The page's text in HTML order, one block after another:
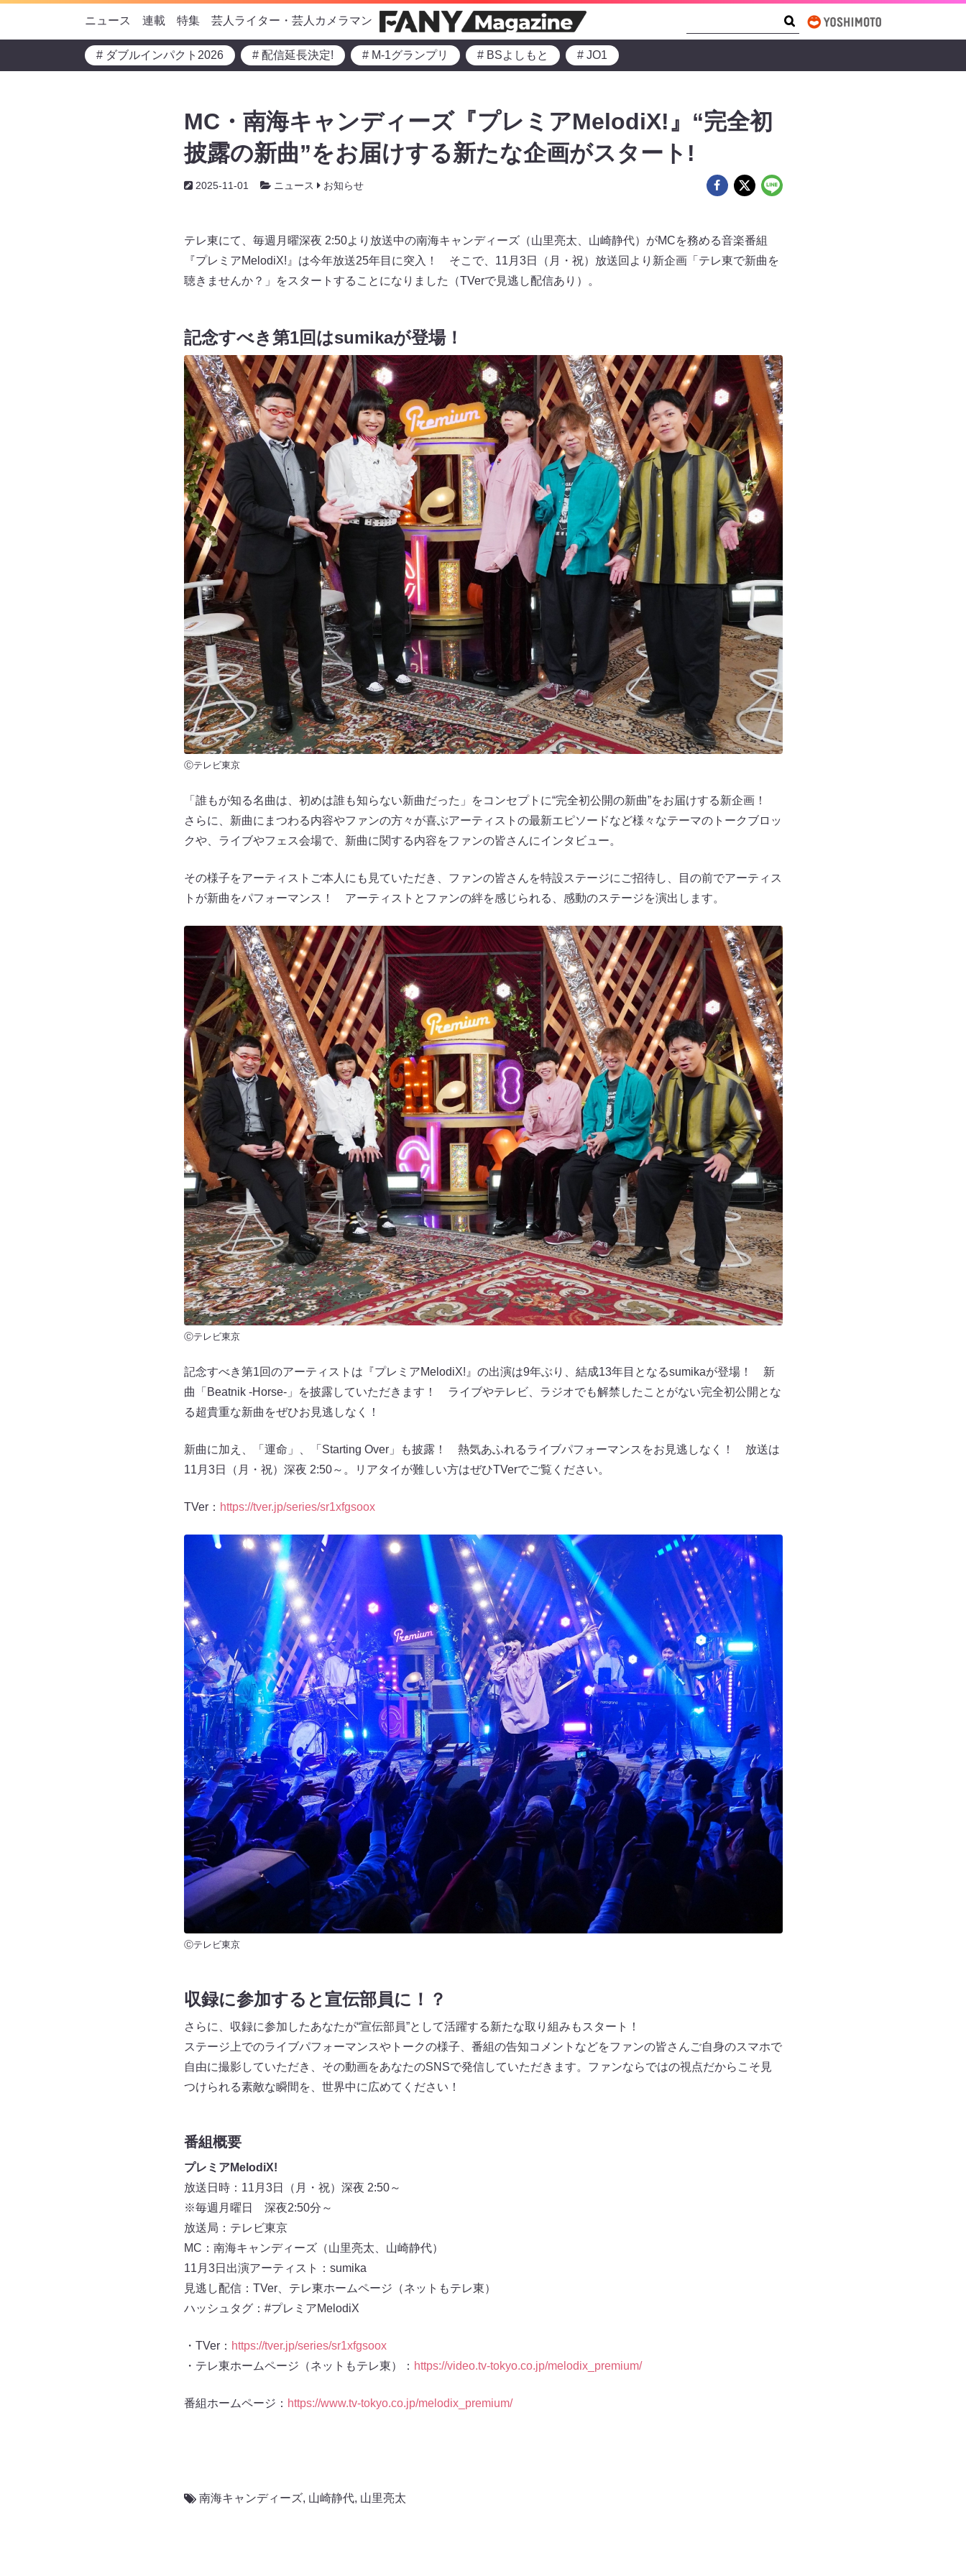
ニュース 連載 特集 芸人ライター・芸人カメラマン
# ダブルインパクト2026 # 配信延長決定! # M-1グランプリ # BSよしもと # JO1
MC・南海キャンディーズ『プレミアMelodiX!』“完全初
披露の新曲”をお届けする新たな企画がスタート!
2025-11-01 ニュース お知らせ
テレ東にて、毎週月曜深夜 2:50より放送中の南海キャンディーズ（山里亮太、山崎静代）がMCを務める音楽番組
『プレミアMelodiX!』は今年放送25年目に突入！ そこで、11月3日（月・祝）放送回より新企画「テレ東で新曲を
聴きませんか？」をスタートすることになりました（TVerで見逃し配信あり）。
記念すべき第1回はsumikaが登場！
Ⓒテレビ東京
「誰もが知る名曲は、初めは誰も知らない新曲だった」をコンセプトに“完全初公開の新曲”をお届けする新企画！
さらに、新曲にまつわる内容やファンの方々が喜ぶアーティストの最新エピソードなど様々なテーマのトークブロッ
クや、ライブやフェス会場で、新曲に関する内容をファンの皆さんにインタビュー。
その様子をアーティストご本人にも見ていただき、ファンの皆さんを特設ステージにご招待し、目の前でアーティス
トが新曲をパフォーマンス！ アーティストとファンの絆を感じられる、感動のステージを演出します。
Ⓒテレビ東京
記念すべき第1回のアーティストは『プレミアMelodiX!』の出演は9年ぶり、結成13年目となるsumikaが登場！ 新
曲「Beatnik -Horse-」を披露していただきます！ ライブやテレビ、ラジオでも解禁したことがない完全初公開とな
る超貴重な新曲をぜひお見逃しなく！
新曲に加え、「運命」、「Starting Over」も披露！ 熱気あふれるライブパフォーマンスをお見逃しなく！ 放送は
11月3日（月・祝）深夜 2:50～。リアタイが難しい方はぜひTVerでご覧ください。
TVer： https://tver.jp/series/sr1xfgsoox
Ⓒテレビ東京
収録に参加すると宣伝部員に！？
さらに、収録に参加したあなたが“宣伝部員”として活躍する新たな取り組みもスタート！
ステージ上でのライブパフォーマンスやトークの様子、番組の告知コメントなどをファンの皆さんご自身のスマホで
自由に撮影していただき、その動画をあなたのSNSで発信していただきます。ファンならではの視点だからこそ見
つけられる素敵な瞬間を、世界中に広めてください！
番組概要
プレミアMelodiX!
放送日時：11月3日（月・祝）深夜 2:50～
※毎週月曜日 深夜2:50分～
放送局：テレビ東京
MC：南海キャンディーズ（山里亮太、山崎静代）
11月3日出演アーティスト：sumika
見逃し配信：TVer、テレ東ホームページ（ネットもテレ東）
ハッシュタグ：#プレミアMelodiX
・TVer： https://tver.jp/series/sr1xfgsoox
・テレ東ホームページ（ネットもテレ東）： https://video.tv-tokyo.co.jp/melodix_premium/
番組ホームページ： https://www.tv-tokyo.co.jp/melodix_premium/
南海キャンディーズ, 山崎静代, 山里亮太